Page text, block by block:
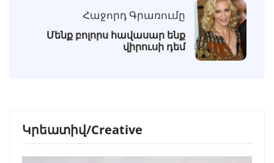
Հաջորդ Գրառումը
Մենք բոլորս հավասար ենք
վիրուսի դեմ
Կրեատիվ/Creative